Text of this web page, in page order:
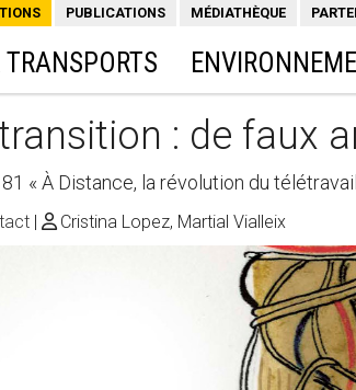
PUBLICATIONS MÉDIATHÈQUE
: de faux
« À Distance, la révolution du
Cristina Lopez, Martial Vialleix